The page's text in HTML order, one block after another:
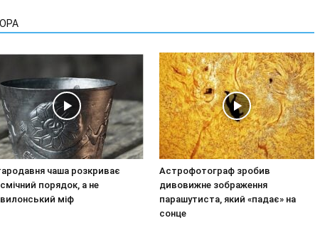
чаша розкриває
порядок, а не
міф
Астрофотограф зробив
дивовижне зображення
парашутиста, який «падає» на
сонце